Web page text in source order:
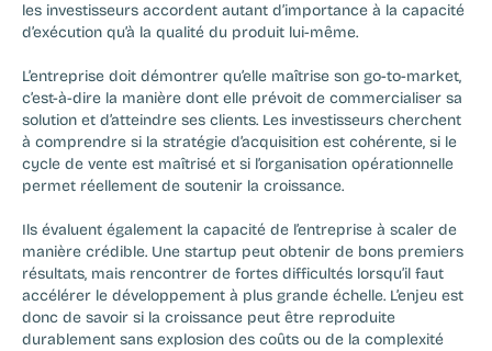
les investisseurs accordent autant d’importance à la capacité
d’exécution qu’à la qualité du produit lui-même.
L’entreprise doit démontrer qu’elle maîtrise son go-to-market,
c’est-à-dire la manière dont elle prévoit de commercialiser sa
solution et d’atteindre ses clients. Les investisseurs cherchent
à comprendre si la stratégie d’acquisition est cohérente, si le
cycle de vente est maîtrisé et si l’organisation opérationnelle
permet réellement de soutenir la croissance.
Ils évaluent également la capacité de l’entreprise à scaler de
manière crédible. Une startup peut obtenir de bons premiers
résultats, mais rencontrer de fortes difficultés lorsqu’il faut
accélérer le développement à plus grande échelle. L’enjeu est
donc de savoir si la croissance peut être reproduite
durablement sans explosion des coûts ou de la complexité